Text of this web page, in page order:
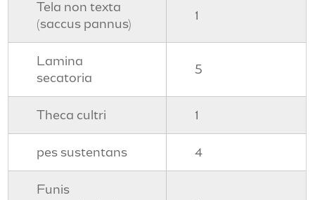
Tela non texta
(saccus pannus)
1
Lamina
secatoria
5
Theca cultri 1
pes sustentans 4
Funis